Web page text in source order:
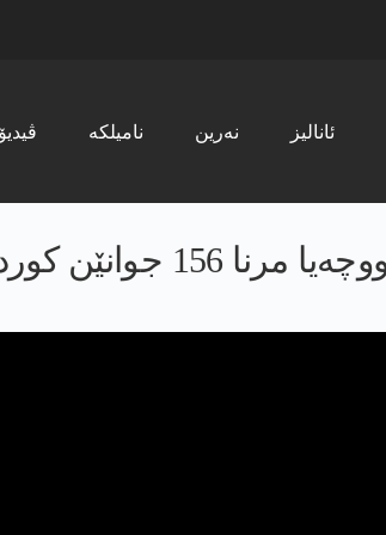
ڤیدیۆ نامیلکە نەرین ئانالیز